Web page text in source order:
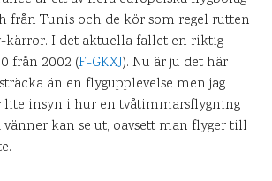
från Tunis och de kör som regel rutten
kärror. I det aktuella fallet en riktig
från 2002 (F-GKXJ). Nu är ju det här
än en flygupplevelse men jag
lite insyn i hur en tvåtimmarsflygning
kan se ut, oavsett man flyger till